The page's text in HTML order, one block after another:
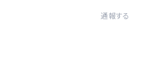
通報する